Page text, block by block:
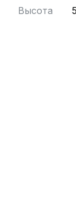
Высота